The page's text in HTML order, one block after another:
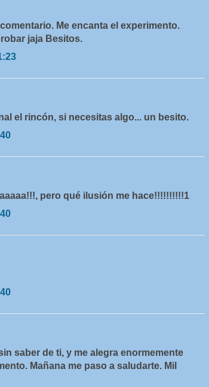
Me encanta el experimento.
jaja Besitos.
el rincón, si necesitas algo... un besito.
pero qué ilusión me hace!!!!!!!!!!1
saber de ti, y me alegra enormemente
Mañana me paso a saludarte. Mil